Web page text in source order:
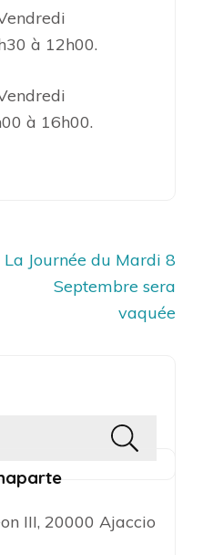
à 12h00.
à 16h00.
La Journée du Mardi 8
Septembre sera
vaquée
III, 20000 Ajaccio